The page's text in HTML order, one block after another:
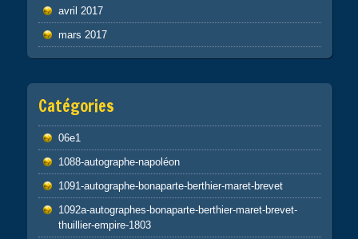
avril 2017
mars 2017
Catégories
06e1
1088-autographe-napoléon
1091-autographe-bonaparte-berthier-maret-brevet
1092a-autographes-bonaparte-berthier-maret-brevet-
thuillier-empire-1803